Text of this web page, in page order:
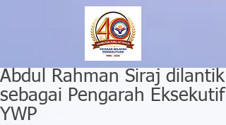
Abdul Rahman Siraj dilantik
sebagai Pengarah Eksekutif
YWP